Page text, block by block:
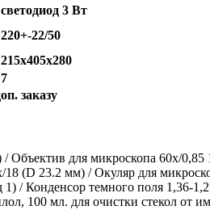
светодиод 3 Вт
220+-22/50
215х405х280
7
заказу
Объектив для микроскопа 60х/
(D 23.2 мм) / Окуляр для
/ Конденсор темного поля 1,36-
100 мл. для очистки стекол от